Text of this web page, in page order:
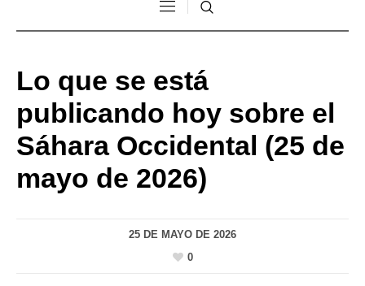
Lo que se está
publicando hoy sobre el
Sáhara Occidental (25 de
mayo de 2026)
25 DE MAYO DE 2026
0